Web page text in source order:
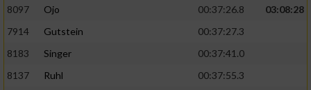
8097
Ojo 00:37:26.8
03:08:28
7914
Gutstein
00:37:27.3
8183
Singer
00:37:41.0
8137
Ruhl
00:37:55.3